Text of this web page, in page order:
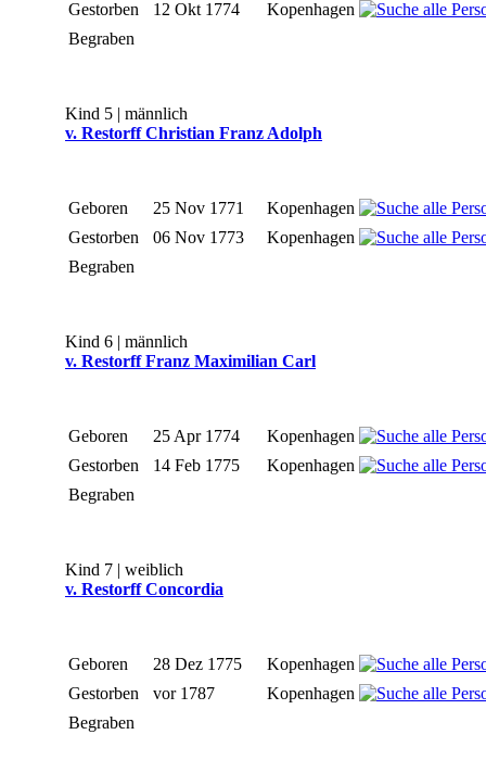
Gestorben 12 Okt 1774
Kopenhagen
Begraben
Kind 5 | männlich
v. Restorff Christian Franz Adolph
Geboren 25 Nov 1771
Kopenhagen
Gestorben
06 Nov 1773
Kopenhagen
Begraben
Kind 6 | männlich
v. Restorff Franz Maximilian Carl
Geboren 25 Apr 1774
Kopenhagen
Gestorben
14 Feb 1775
Kopenhagen
Begraben
Kind 7 | weiblich
v. Restorff Concordia
Geboren 28 Dez 1775
Kopenhagen
Gestorben
vor 1787
Kopenhagen
Begraben